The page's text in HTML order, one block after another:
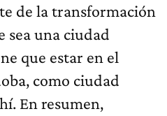
de la transformación
sea una ciudad
que estar en el
como ciudad
En resumen,